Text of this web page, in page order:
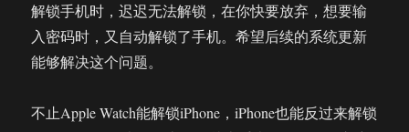
解锁手机时，迟迟无法解锁，在你快要放弃，想要输
入密码时，又自动解锁了手机。希望后续的系统更新
能够解决这个问题。
不止Apple Watch能解锁iPhone，iPhone也能反过来解锁